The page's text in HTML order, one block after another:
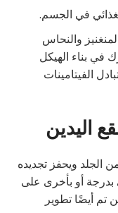
في الجسم.
والنحاس
في بناء الهيكل
الفيتامينات
اليدين
الجلد ويحفز تجديده
بدرجة أو بأخرى على
تم أيضًا تطوير